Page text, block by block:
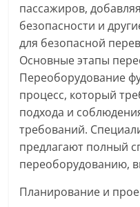
пассажиров,
безопасности и
для безопасной
Основные этапы
Переоборудование
процесс, который
подхода и
требований.
предлагают полный
переоборудованию,
Планирование и